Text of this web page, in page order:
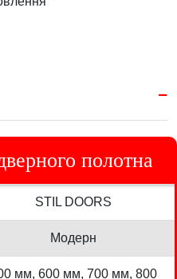
полотна
STIL DOORS
Модерн
мм, 600 мм, 700 мм, 800